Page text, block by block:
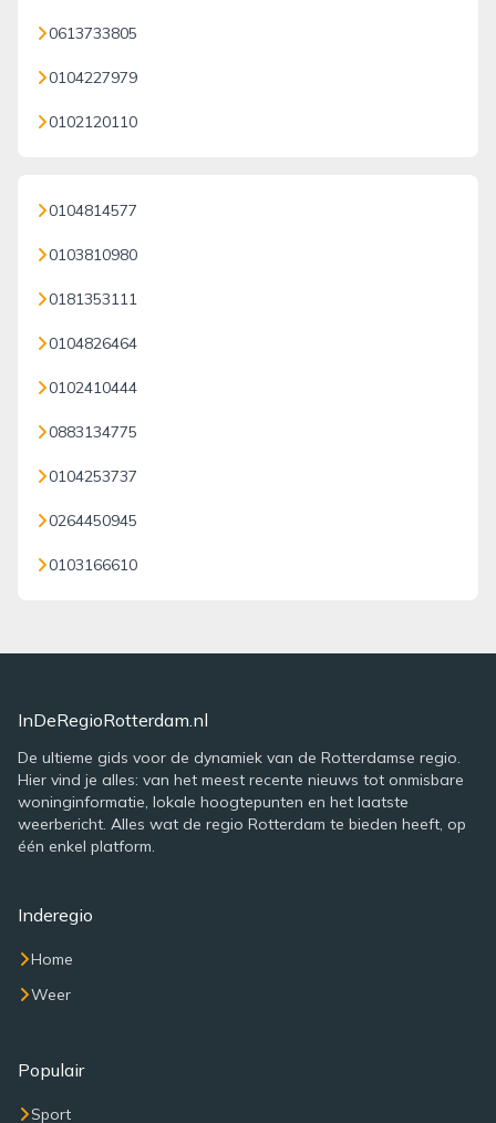
0613733805
0104227979
0102120110
0104814577
0103810980
0181353111
0104826464
0102410444
0883134775
0104253737
0264450945
0103166610
InDeRegioRotterdam.nl
De ultieme gids voor de dynamiek van de Rotterdamse regio.
Hier vind je alles: van het meest recente nieuws tot onmisbare
woninginformatie, lokale hoogtepunten en het laatste
weerbericht. Alles wat de regio Rotterdam te bieden heeft, op
één enkel platform.
Inderegio
Home
Weer
Populair
Sport